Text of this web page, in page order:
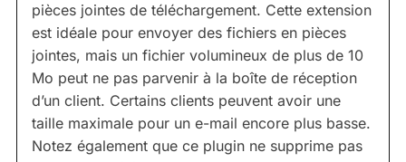
pièces jointes de téléchargement. Cette extension
est idéale pour envoyer des fichiers en pièces
jointes, mais un fichier volumineux de plus de 10
Mo peut ne pas parvenir à la boîte de réception
d’un client. Certains clients peuvent avoir une
taille maximale pour un e-mail encore plus basse.
Notez également que ce plugin ne supprime pas